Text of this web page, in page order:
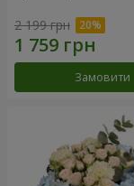
2 199 грн
Замовити